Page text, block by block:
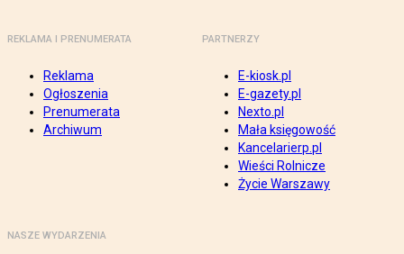
REKLAMA I PRENUMERATA
Reklama
Ogłoszenia
Prenumerata
Archiwum
PARTNERZY
E-kiosk.pl
E-gazety.pl
Nexto.pl
Mała księgowość
Kancelarierp.pl
Wieści Rolnicze
Życie Warszawy
NASZE WYDARZENIA